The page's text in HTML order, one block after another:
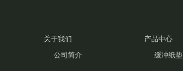
关于我们
公司简介
产品中心
缓冲纸垫